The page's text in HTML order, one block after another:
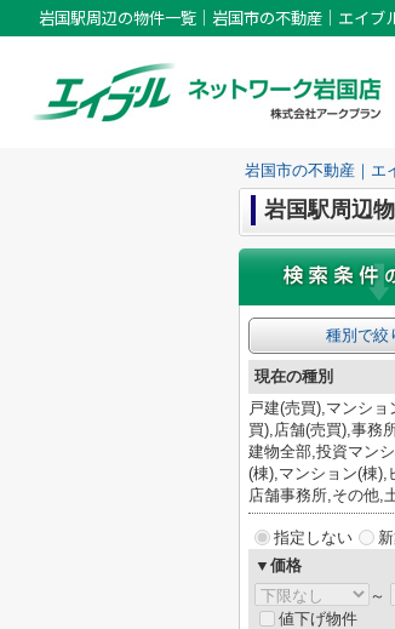
岩国駅周辺の物件一覧｜岩国市の不動産｜エイブ
岩国市の不動産｜エ
岩国駅周辺
種別で絞
現在の種別
戸建(売買),マンショ
買),店舗(売買),事務
建物全部,投資マン
(棟),マンション(棟),
店舗事務所,その他,
指定しない
▼価格
～
値下げ物件